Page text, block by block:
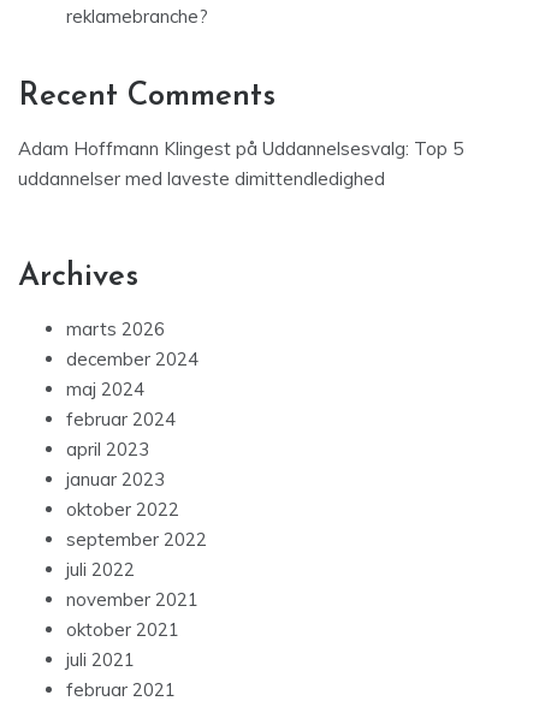
reklamebranche?
Recent Comments
Adam Hoffmann Klingest på Uddannelsesvalg: Top 5
uddannelser med laveste dimittendledighed
Archives
marts 2026
december 2024
maj 2024
februar 2024
april 2023
januar 2023
oktober 2022
september 2022
juli 2022
november 2021
oktober 2021
juli 2021
februar 2021